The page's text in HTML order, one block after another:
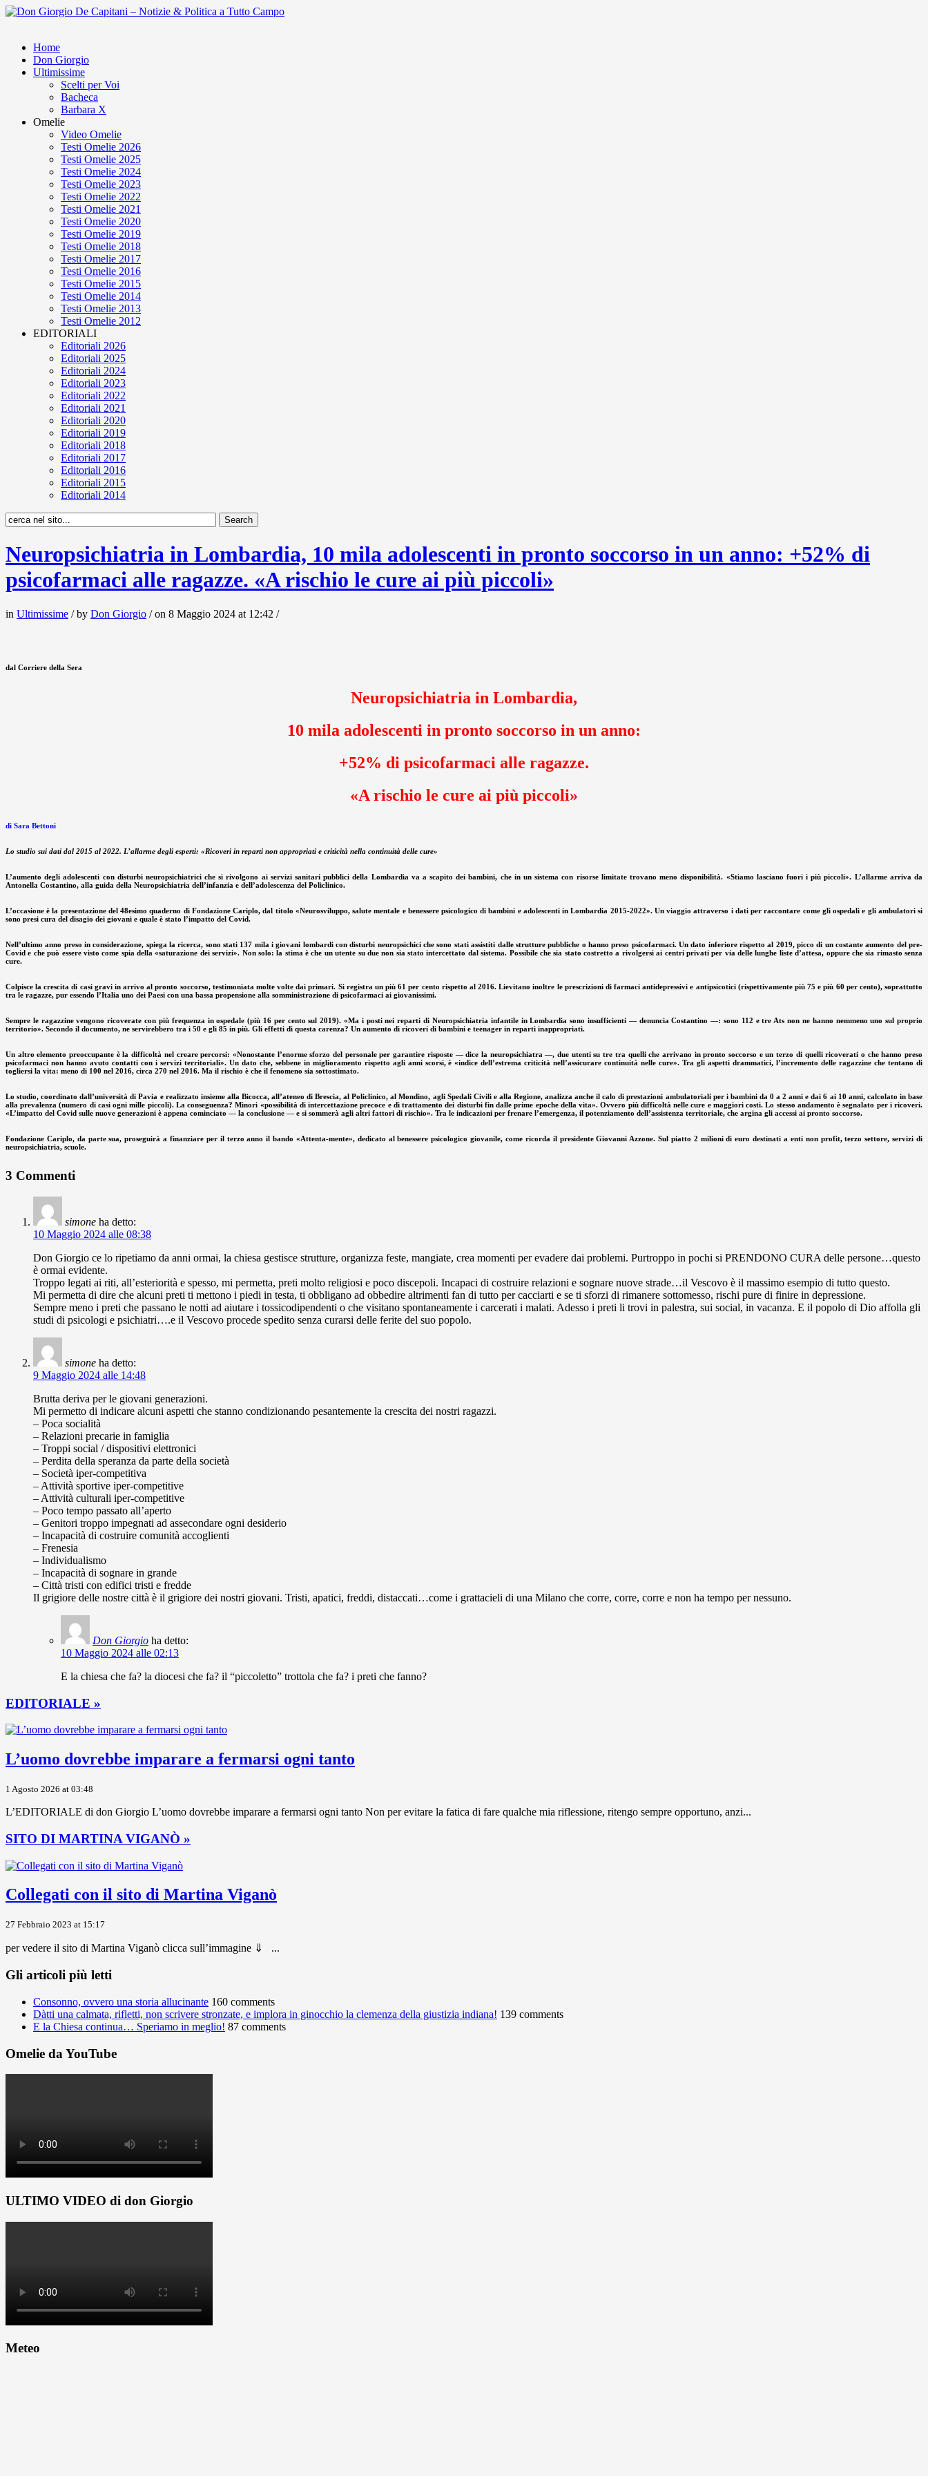
Home
Don Giorgio
Ultimissime
Scelti per Voi
Bacheca
Barbara X
Omelie
Video Omelie
Testi Omelie 2026
Testi Omelie 2025
Testi Omelie 2024
Testi Omelie 2023
Testi Omelie 2022
Testi Omelie 2021
Testi Omelie 2020
Testi Omelie 2019
Testi Omelie 2018
Testi Omelie 2017
Testi Omelie 2016
Testi Omelie 2015
Testi Omelie 2014
Testi Omelie 2013
Testi Omelie 2012
EDITORIALI
Editoriali 2026
Editoriali 2025
Editoriali 2024
Editoriali 2023
Editoriali 2022
Editoriali 2021
Editoriali 2020
Editoriali 2019
Editoriali 2018
Editoriali 2017
Editoriali 2016
Editoriali 2015
Editoriali 2014
Neuropsichiatria in Lombardia, 10 mila adolescenti in pronto soccorso in un anno: +52% di
psicofarmaci alle ragazze. «A rischio le cure ai più piccoli»
in Ultimissime / by Don Giorgio / on 8 Maggio 2024 at 12:42 /
dal Corriere della Sera
Neuropsichiatria in Lombardia,
10 mila adolescenti in pronto soccorso in un anno:
+52% di psicofarmaci alle ragazze.
«A rischio le cure ai più piccoli»
di Sara Bettoni
Lo studio sui dati dal 2015 al 2022. L’allarme degli esperti: «Ricoveri in reparti non appropriati e criticità nella continuità delle cure»
L’aumento degli adolescenti con disturbi neuropsichiatrici che si rivolgono ai servizi sanitari pubblici della Lombardia va a scapito dei bambini, che in un sistema con risorse limitate trovano meno disponibilità. «Stiamo lasciano fuori i più piccoli». L’allarme arriva da
Antonella Costantino, alla guida della Neuropsichiatria dell’infanzia e dell’adolescenza del Policlinico.
L’occasione è la presentazione del 48esimo quaderno di Fondazione Cariplo, dal titolo «Neurosviluppo, salute mentale e benessere psicologico di bambini e adolescenti in Lombardia 2015-2022». Un viaggio attraverso i dati per raccontare come gli ospedali e gli ambulatori si
sono presi cura del disagio dei giovani e quale è stato l’impatto del Covid.
Nell’ultimo anno preso in considerazione, spiega la ricerca, sono stati 137 mila i giovani lombardi con disturbi neuropsichici che sono stati assistiti dalle strutture pubbliche o hanno preso psicofarmaci. Un dato inferiore rispetto al 2019, picco di un costante aumento del pre-
Covid e che può essere visto come spia della «saturazione dei servizi». Non solo: la stima è che un utente su due non sia stato intercettato dal sistema. Possibile che sia stato costretto a rivolgersi ai centri privati per via delle lunghe liste d’attesa, oppure che sia rimasto senza
cure.
Colpisce la crescita di casi gravi in arrivo al pronto soccorso, testimoniata molte volte dai primari. Si registra un più 61 per cento rispetto al 2016. Lievitano inoltre le prescrizioni di farmaci antidepressivi e antipsicotici (rispettivamente più 75 e più 60 per cento), soprattutto
tra le ragazze, pur essendo l’Italia uno dei Paesi con una bassa propensione alla somministrazione di psicofarmaci ai giovanissimi.
Sempre le ragazzine vengono ricoverate con più frequenza in ospedale (più 16 per cento sul 2019). «Ma i posti nei reparti di Neuropsichiatria infantile in Lombardia sono insufficienti — denuncia Costantino —: sono 112 e tre Ats non ne hanno nemmeno uno sul proprio
territorio». Secondo il documento, ne servirebbero tra i 50 e gli 85 in più. Gli effetti di questa carenza? Un aumento di ricoveri di bambini e teenager in reparti inappropriati.
Un altro elemento preoccupante è la difficoltà nel creare percorsi: «Nonostante l’enorme sforzo del personale per garantire risposte — dice la neuropsichiatra —, due utenti su tre tra quelli che arrivano in pronto soccorso e un terzo di quelli ricoverati o che hanno preso
psicofarmaci non hanno avuto contatti con i servizi territoriali». Un dato che, sebbene in miglioramento rispetto agli anni scorsi, è «indice dell’estrema criticità nell’assicurare continuità nelle cure». Tra gli aspetti drammatici, l’incremento delle ragazzine che tentano di
togliersi la vita: meno di 100 nel 2016, circa 270 nel 2016. Ma il rischio è che il fenomeno sia sottostimato.
Lo studio, coordinato dall’università di Pavia e realizzato insieme alla Bicocca, all’ateneo di Brescia, al Policlinico, al Mondino, agli Spedali Civili e alla Regione, analizza anche il calo di prestazioni ambulatoriali per i bambini da 0 a 2 anni e dai 6 ai 10 anni, calcolato in base
alla prevalenza (numero di casi ogni mille piccoli). La conseguenza? Minori «possibilità di intercettazione precoce e di trattamento dei disturbi fin dalle prime epoche della vita». Ovvero più difficoltà nelle cure e maggiori costi. Lo stesso andamento è segnalato per i ricoveri.
«L’impatto del Covid sulle nuove generazioni è appena cominciato — la conclusione — e si sommerà agli altri fattori di rischio». Tra le indicazioni per frenare l’emergenza, il potenziamento dell’assistenza territoriale, che argina gli accessi ai pronto soccorso.
Fondazione Cariplo, da parte sua, proseguirà a finanziare per il terzo anno il bando «Attenta-mente», dedicato al benessere psicologico giovanile, come ricorda il presidente Giovanni Azzone. Sul piatto 2 milioni di euro destinati a enti non profit, terzo settore, servizi di
neuropsichiatria, scuole.
3 Commenti
simone ha detto:
10 Maggio 2024 alle 08:38
Don Giorgio ce lo ripetiamo da anni ormai, la chiesa gestisce strutture, organizza feste, mangiate, crea momenti per evadere dai problemi. Purtroppo in pochi si PRENDONO CURA delle persone…questo
è ormai evidente.
Troppo legati ai riti, all’esteriorità e spesso, mi permetta, preti molto religiosi e poco discepoli. Incapaci di costruire relazioni e sognare nuove strade…il Vescovo è il massimo esempio di tutto questo.
Mi permetta di dire che alcuni preti ti mettono i piedi in testa, ti obbligano ad obbedire altrimenti fan di tutto per cacciarti e se ti sforzi di rimanere sottomesso, rischi pure di finire in depressione.
Sempre meno i preti che passano le notti ad aiutare i tossicodipendenti o che visitano spontaneamente i carcerati i malati. Adesso i preti li trovi in palestra, sui social, in vacanza. E il popolo di Dio affolla gli
studi di psicologi e psichiatri….e il Vescovo procede spedito senza curarsi delle ferite del suo popolo.
simone ha detto:
9 Maggio 2024 alle 14:48
Brutta deriva per le giovani generazioni.
Mi permetto di indicare alcuni aspetti che stanno condizionando pesantemente la crescita dei nostri ragazzi.
– Poca socialità
– Relazioni precarie in famiglia
– Troppi social / dispositivi elettronici
– Perdita della speranza da parte della società
– Società iper-competitiva
– Attività sportive iper-competitive
– Attività culturali iper-competitive
– Poco tempo passato all’aperto
– Genitori troppo impegnati ad assecondare ogni desiderio
– Incapacità di costruire comunità accoglienti
– Frenesia
– Individualismo
– Incapacità di sognare in grande
– Città tristi con edifici tristi e fredde
Il grigiore delle nostre città è il grigiore dei nostri giovani. Tristi, apatici, freddi, distaccati…come i grattacieli di una Milano che corre, corre, corre e non ha tempo per nessuno.
Don Giorgio ha detto:
10 Maggio 2024 alle 02:13
E la chiesa che fa? la diocesi che fa? il “piccoletto” trottola che fa? i preti che fanno?
EDITORIALE »
L’uomo dovrebbe imparare a fermarsi ogni tanto
1 Agosto 2026 at 03:48
L’EDITORIALE di don Giorgio L’uomo dovrebbe imparare a fermarsi ogni tanto Non per evitare la fatica di fare qualche mia riflessione, ritengo sempre opportuno, anzi...
SITO DI MARTINA VIGANÒ »
Collegati con il sito di Martina Viganò
27 Febbraio 2023 at 15:17
per vedere il sito di Martina Viganò clicca sull’immagine ⇓ ...
Gli articoli più letti
Consonno, ovvero una storia allucinante 160 comments
Dàtti una calmata, rifletti, non scrivere stronzate, e implora in ginocchio la clemenza della giustizia indiana! 139 comments
E la Chiesa continua… Speriamo in meglio! 87 comments
Omelie da YouTube
ULTIMO VIDEO di don Giorgio
Meteo